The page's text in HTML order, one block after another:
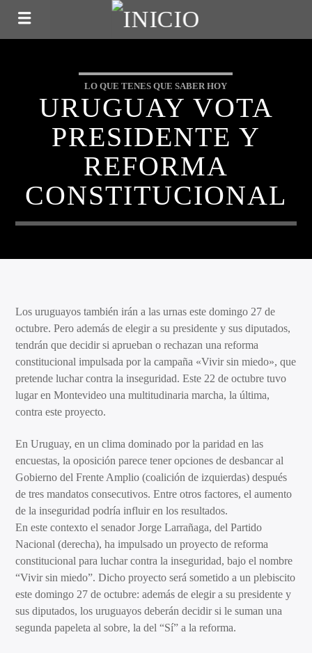
LO QUE TENES QUE SABER HOY
URUGUAY VOTA
PRESIDENTE Y
REFORMA
CONSTITUCIONAL
Los uruguayos también irán a las urnas este domingo 27 de
octubre. Pero además de elegir a su presidente y sus diputados,
tendrán que decidir si aprueban o rechazan una reforma
constitucional impulsada por la campaña «Vivir sin miedo», que
pretende luchar contra la inseguridad. Este 22 de octubre tuvo
lugar en Montevideo una multitudinaria marcha, la última,
contra este proyecto.
En Uruguay, en un clima dominado por la paridad en las
encuestas, la oposición parece tener opciones de desbancar al
Gobierno del Frente Amplio (coalición de izquierdas) después
de tres mandatos consecutivos. Entre otros factores, el aumento
de la inseguridad podría influir en los resultados.
En este contexto el senador Jorge Larrañaga, del Partido
Nacional (derecha), ha impulsado un proyecto de reforma
constitucional para luchar contra la inseguridad, bajo el nombre
“Vivir sin miedo”. Dicho proyecto será sometido a un plebiscito
este domingo 27 de octubre: además de elegir a su presidente y
sus diputados, los uruguayos deberán decidir si le suman una
segunda papeleta al sobre, la del “Sí” a la reforma.